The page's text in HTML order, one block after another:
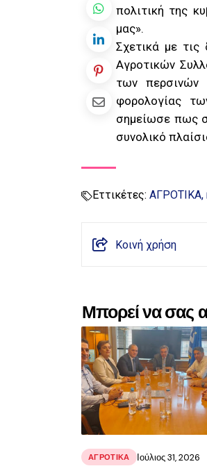
πολιτική της
μας».
Σχετικά με
Αγροτικών
των περσινών
φορολογίας
σημείωσε πως
συνολικό
Εττικέτες: ΑΓΡΟΤΙΚΑ
Κοινή χρήση
Μπορεί να σας
ΑΓΡΟΤΙΚΑ Ιούλιος 31, 2026